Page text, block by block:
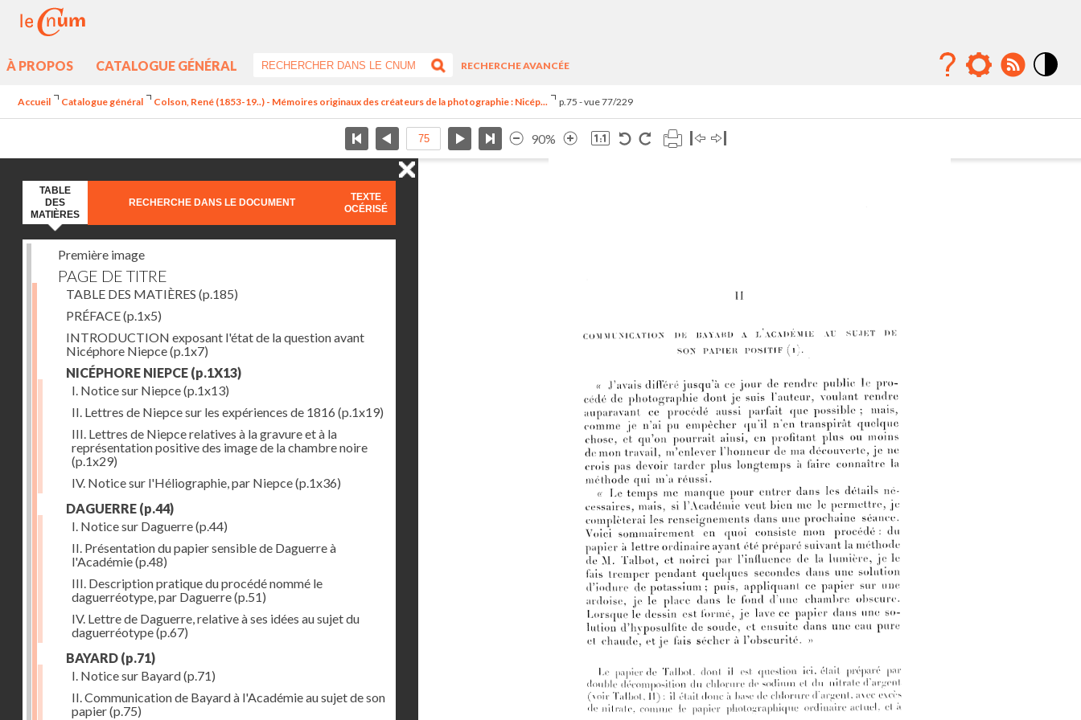
À PROPOS CATALOGUE GÉNÉRAL
RECHERCHE AVANCÉE
Accueil Catalogue général Colson, René (1853-19..) - Mémoires originaux des créateurs de la photographie : Nicép... p.75 - vue 77/229
90%
TABLE
DES
MATIÈRES
RECHERCHE DANS LE DOCUMENT
TEXTE
OCÉRISÉ
Première image
PAGE DE TITRE
TABLE DES MATIÈRES (p.185)
PRÉFACE(p.1x5)
INTRODUCTION exposant l'état de la question avant
Nicéphore Niepce(p.1x7)
NICÉPHORE NIEPCE (p.1X13)
I. Notice sur Niepce(p.1x13)
II. Lettres de Niepce sur les expériences de 1816 (p.1x19)
III. Lettres de Niepce relatives à la gravure et à la
représentation positive des image de la chambre noire
(p.1x29)
IV. Notice sur l'Héliographie, par Niepce(p.1x36)
DAGUERRE (p.44)
I. Notice sur Daguerre(p.44)
II. Présentation du papier sensible de Daguerre à
l'Académie(p.48)
III. Description pratique du procédé nommé le
daguerréotype, par Daguerre(p.51)
IV. Lettre de Daguerre, relative à ses idées au sujet du
daguerréotype(p.67)
BAYARD (p.71)
I. Notice sur Bayard(p.71)
II. Communication de Bayard à l'Académie au sujet de son
papier(p.75)